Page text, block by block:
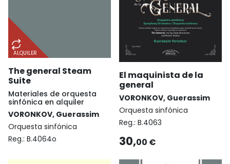
ALQUILER
The general Steam
Suite
Materiales de orquesta
sinfónica en alquiler
VORONKOV, Guerassim
Orquesta sinfónica
Reg.: B.4064o
El maquinista de la
general
VORONKOV, Guerassim
Orquesta sinfónica
Reg.: B.4063
30,00 €